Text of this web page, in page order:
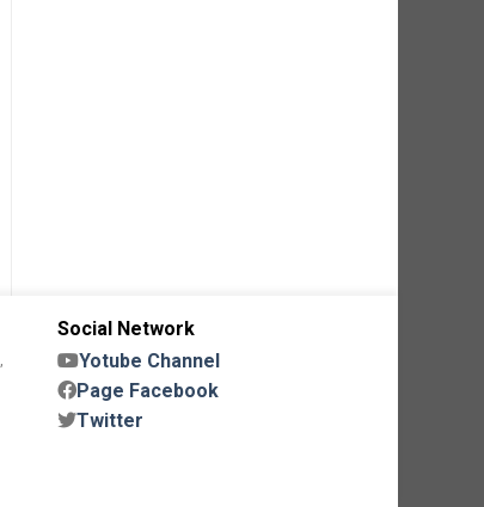
Social Network
Yotube Channel
Page Facebook
Twitter